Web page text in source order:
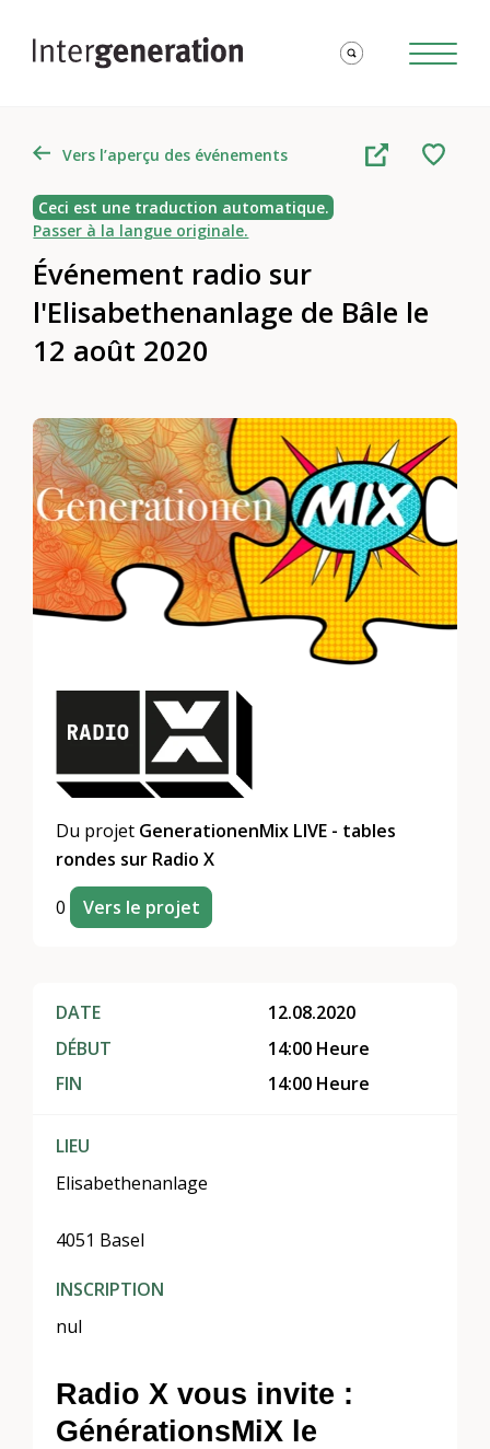
Vers l’aperçu des événements
Ceci est une traduction automatique.
Passer à la langue originale.
Événement radio sur
l'Elisabethenanlage de Bâle le
12 août 2020
Du projet GenerationenMix LIVE - tables
rondes sur Radio X
0 Vers le projet
DATE
DÉBUT
FIN
12.08.2020
14:00 Heure
14:00 Heure
LIEU
Elisabethenanlage
4051 Basel
INSCRIPTION
nul
Radio X vous invite :
GénérationsMiX le